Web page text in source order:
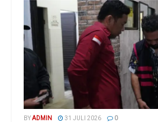
BYADMIN 31 JULI 2026 0